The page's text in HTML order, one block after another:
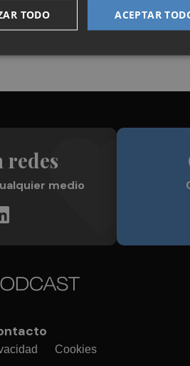
redes
medio
Cookies
ACEPTAR
TODO